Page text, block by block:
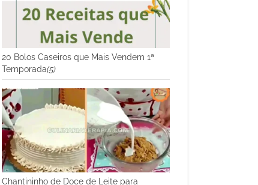
20 Bolos Caseiros que Mais Vendem 1ª
Temporada(5)
Chantininho de Doce de Leite para